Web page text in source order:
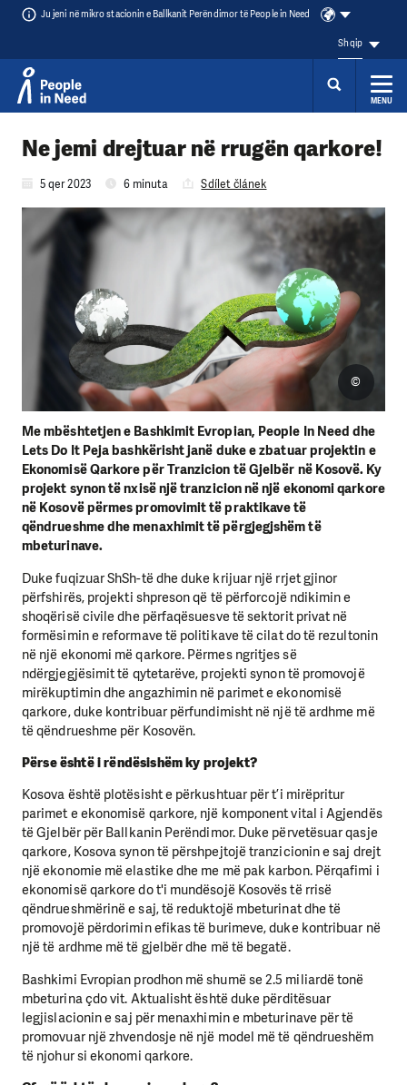
Ju jeni në mikro stacionin e Ballkanit Perëndimor të People in Need
Shqip
MENU
Ne jemi drejtuar në rrugën qarkore!
5 qer 2023 6 minuta Sdílet článek
Me mbështetjen e Bashkimit Evropian, People In Need dhe
Lets Do It Peja bashkërisht janë duke e zbatuar projektin e
Ekonomisë Qarkore për Tranzicion të Gjelbër në Kosovë. Ky
projekt synon të nxisë një tranzicion në një ekonomi qarkore
në Kosovë përmes promovimit të praktikave të
qëndrueshme dhe menaxhimit të përgjegjshëm të
mbeturinave.
©
Duke fuqizuar ShSh-të dhe duke krijuar një rrjet gjinor
përfshirës, ​​projekti shpreson që të përforcojë ndikimin e
shoqërisë civile dhe përfaqësuesve të sektorit privat në
formësimin e reformave të politikave të cilat do të rezultonin
në një ekonomi më qarkore. Përmes ngritjes së
ndërgjegjësimit të qytetarëve, projekti synon të promovojë
mirëkuptimin dhe angazhimin në parimet e ekonomisë
qarkore, duke kontribuar përfundimisht në një të ardhme më
të qëndrueshme për Kosovën.
Përse është i rëndësishëm ky projekt?
Kosova është plotësisht e përkushtuar për t’i mirëpritur
parimet e ekonomisë qarkore, një komponent vital i Agjendës
të Gjelbër për Ballkanin Perëndimor. Duke përvetësuar qasje
qarkore, Kosova synon të përshpejtojë tranzicionin e saj drejt
një ekonomie më elastike dhe me më pak karbon. Përqafimi i
ekonomisë qarkore do t'i mundësojë Kosovës të rrisë
qëndrueshmërinë e saj, të reduktojë mbeturinat dhe të
promovojë përdorimin efikas të burimeve, duke kontribuar në
një të ardhme më të gjelbër dhe më të begatë.
Bashkimi Evropian prodhon më shumë se 2.5 miliardë tonë
mbeturina çdo vit. Aktualisht është duke përditësuar
legjislacionin e saj për menaxhimin e mbeturinave për të
promovuar një zhvendosje në një model më të qëndrueshëm
të njohur si ekonomi qarkore.